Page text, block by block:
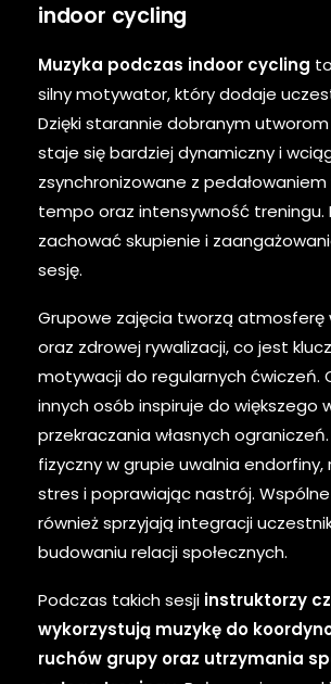
indoor cycling
Muzyka podczas indoor cycling
silny motywator, który dodaje
Dzięki starannie dobranym
staje się bardziej dynamiczny i
zsynchronizowane z pedałowaniem
tempo oraz intensywność
zachować skupienie i
sesję.
Grupowe zajęcia tworzą atmosferę
oraz zdrowej rywalizacji, co jest
motywacji do regularnych ćwiczeń.
innych osób inspiruje do większego
przekraczania własnych ograniczeń.
fizyczny w grupie uwalnia endorfiny,
stres i poprawiając nastrój.
również sprzyjają integracji
budowaniu relacji społecznych.
Podczas takich sesji instruktorzy
wykorzystują muzykę do
ruchów grupy oraz utrzymania